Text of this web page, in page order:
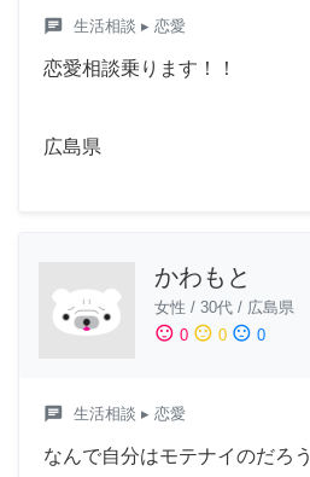
chat 生活相談 ▸ 恋愛
恋愛相談乗ります！！
広島県
かわもと
女性 / 30代 / 広島県
sentiment_satisfied 0 sentiment_neutral 0 sentiment_dissatisfied 0
chat 生活相談 ▸ 恋愛
なんで自分はモテナイのだろう